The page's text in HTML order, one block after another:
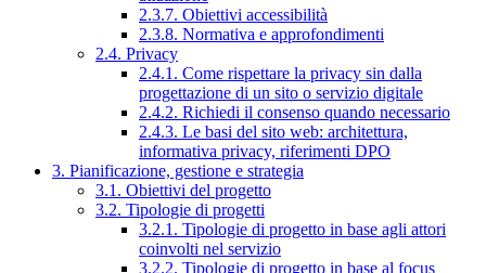
2.3.7. Obiettivi accessibilità
2.3.8. Normativa e approfondimenti
2.4. Privacy
2.4.1. Come rispettare la privacy sin dalla
progettazione di un sito o servizio digitale
2.4.2. Richiedi il consenso quando necessario
2.4.3. Le basi del sito web: architettura,
informativa privacy, riferimenti DPO
3. Pianificazione, gestione e strategia
3.1. Obiettivi del progetto
3.2. Tipologie di progetti
3.2.1. Tipologie di progetto in base agli attori
coinvolti nel servizio
3.2.2. Tipologie di progetto in base al focus